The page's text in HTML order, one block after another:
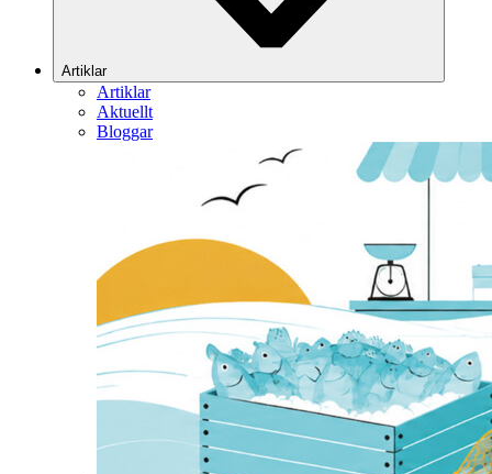
Artiklar
Artiklar
Aktuellt
Bloggar